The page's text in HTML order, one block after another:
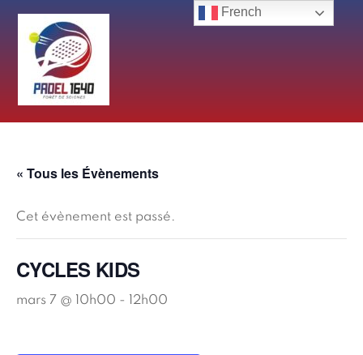
content
« Tous les Évènements
Cet évènement est passé.
CYCLES KIDS
mars 7 @ 10h00 - 12h00
French